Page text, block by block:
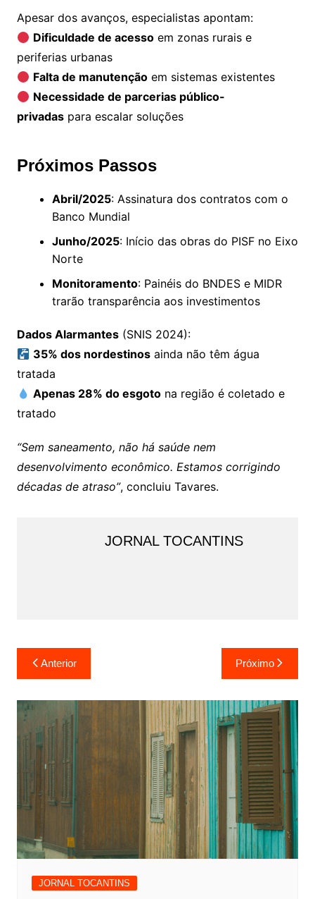
Apesar dos avanços, especialistas apontam:
Dificuldade de acesso em zonas rurais e
periferias urbanas
Falta de manutenção em sistemas existentes
Necessidade de parcerias público-
privadaspara escalar soluções
Próximos Passos
Abril/2025: Assinatura dos contratos com o
Banco Mundial
Junho/2025: Início das obras do PISF no Eixo
Norte
Monitoramento: Painéis do BNDES e MIDR
trarão transparência aos investimentos
Dados Alarmantes(SNIS 2024):
35% dos nordestinos ainda não têm água
tratada
Apenas 28% do esgoto na região é coletado e
tratado
“Sem saneamento, não há saúde nem
desenvolvimento econômico. Estamos corrigindo
décadas de atraso”, concluiu Tavares.
JORNAL TOCANTINS
Navegação
de
Post
Anterior Próximo
JORNAL TOCANTINS